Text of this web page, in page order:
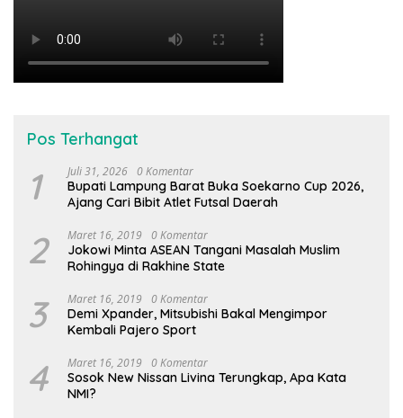
Pos Terhangat
1 Juli 31, 2026 0 Komentar
Bupati Lampung Barat Buka Soekarno Cup 2026,
Ajang Cari Bibit Atlet Futsal Daerah
2 Maret 16, 2019 0 Komentar
Jokowi Minta ASEAN Tangani Masalah Muslim
Rohingya di Rakhine State
3 Maret 16, 2019 0 Komentar
Demi Xpander, Mitsubishi Bakal Mengimpor
Kembali Pajero Sport
4 Maret 16, 2019 0 Komentar
Sosok New Nissan Livina Terungkap, Apa Kata
NMI?